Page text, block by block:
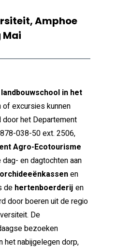
Amphoe
Mai
in het
excursies kunnen
het Departement
038-50 ext. 2506,
Agro-Ecotourisme
en dagtochten aan
orchideeënkassenen
de hertenboerderij en
door boeren uit de regio
De
bezoeken
het nabijgelegen dorp,